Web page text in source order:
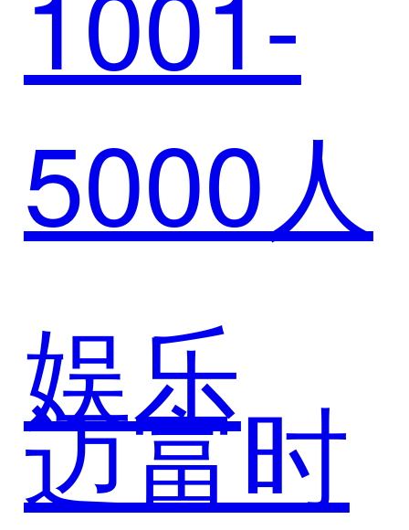
数智化
升级
略合作
5000人
娱乐
迈富时